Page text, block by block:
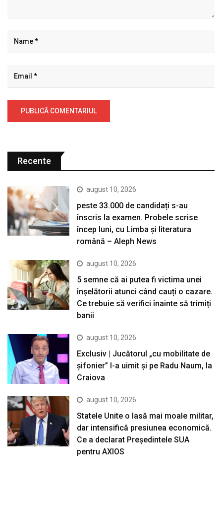
Recente
august 10, 2026
peste 33.000 de candidați s-au
înscris la examen. Probele scrise
încep luni, cu Limba și literatura
română – Aleph News
august 10, 2026
5 semne că ai putea fi victima unei
înșelătorii atunci când cauți o cazare.
Ce trebuie să verifici înainte să trimiți
banii
august 10, 2026
Exclusiv | Jucătorul „cu mobilitate de
șifonier” l-a uimit și pe Radu Naum, la
Craiova
august 10, 2026
Statele Unite o lasă mai moale militar,
dar intensifică presiunea economică.
Ce a declarat Președintele SUA
pentru AXIOS